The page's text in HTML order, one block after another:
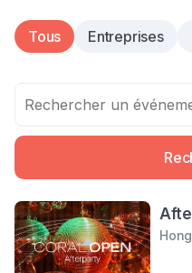
Tous Entreprises